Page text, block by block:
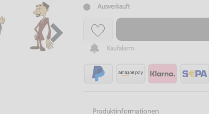
Ausverkauft
Kaufalarm
Produktinformationen